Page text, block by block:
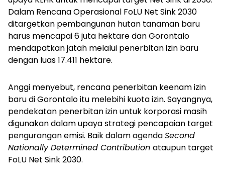
Dalam Rencana Operasional FoLU Net Sink 2030
ditargetkan pembangunan hutan tanaman baru
harus mencapai 6 juta hektare dan Gorontalo
mendapatkan jatah melalui penerbitan izin baru
dengan luas 17.411 hektare.
Anggi menyebut, rencana penerbitan keenam izin
baru di Gorontalo itu melebihi kuota izin. Sayangnya,
pendekatan penerbitan izin untuk korporasi masih
digunakan dalam upaya strategi pencapaian target
pengurangan emisi. Baik dalam agendaSecond
Nationally Determined Contribution ataupun target
FoLU Net Sink 2030.